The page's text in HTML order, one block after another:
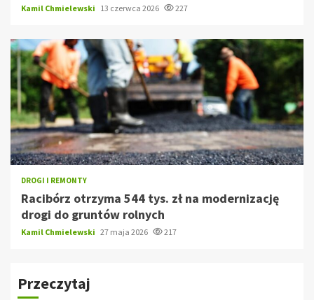
Kamil Chmielewski 13 czerwca 2026 227
DROGI I REMONTY
Racibórz otrzyma 544 tys. zł na modernizację
drogi do gruntów rolnych
Kamil Chmielewski 27 maja 2026 217
Przeczytaj